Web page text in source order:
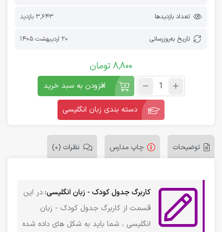
تعداد بازدیدها 3,643 بازدید
تاریخ به‌روز‌رسانی 20 اردیبهشت 1405
8,800تومان
افزودن به سبد خرید
دسته بندی زبان انگلیسی
توضیحات چاپ مدارس نظرات (0)
کاربرگ جدول کودک - زبان انگلیسی: در این
قسمت از کاربرگ جدول کودک - زبان
انگلیسی ، شما باید به شکل های داده شده